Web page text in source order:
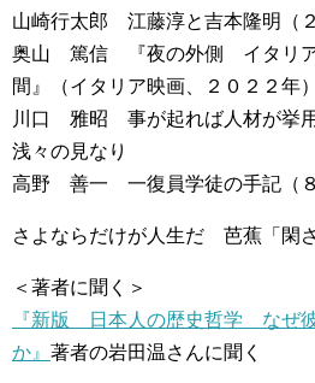
山崎行太郎 江藤淳と吉本隆明（２
奥山 篤信 『夜の外側 イタリア
間』（イタリア映画、２０２２年）
川口 雅昭 事が起れば人材が挙
浅々の見なり
高野 善一 一復員学徒の手記（８
さよならだけが人生だ 芭蕉「閑
＜著者に聞く＞
『新版 日本人の歴史哲学 なぜ
か』 著者の岩田温さんに聞く